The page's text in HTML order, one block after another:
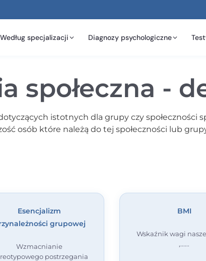
Według specjalizacji Diagnozy psychologiczne
społeczna -
istotnych dla grupy czy społeczności
osób które należą do tej społeczności lub
Esencjalizm
grupowej
Wzmacnianie
postrzegania
BMI
Wskaźnik wagi
,...